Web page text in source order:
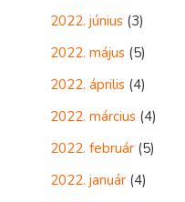
2022. június (3)
2022. május (5)
2022. április (4)
2022. március (4)
2022. február (5)
2022. január (4)